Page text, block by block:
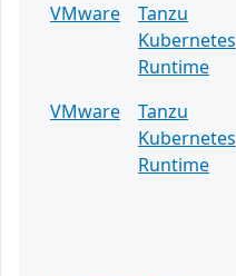
VMware
Tanzu
Kubernetes
Runtime
VMware
Tanzu
Kubernetes
Runtime